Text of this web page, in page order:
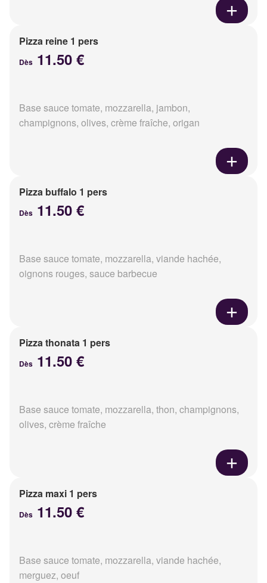
Pizza reine 1 pers
Dès 11.50 €
Base sauce tomate, mozzarella, jambon,
champignons, olives, crème fraîche, origan
Pizza buffalo 1 pers
Dès 11.50 €
Base sauce tomate, mozzarella, viande hachée,
oignons rouges, sauce barbecue
Pizza thonata 1 pers
Dès 11.50 €
Base sauce tomate, mozzarella, thon, champignons,
olives, crème fraîche
Pizza maxi 1 pers
Dès 11.50 €
Base sauce tomate, mozzarella, viande hachée,
merguez, oeuf